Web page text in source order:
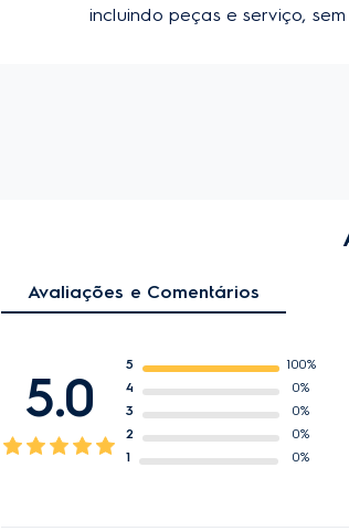
incluindo peças e serviço,
Avaliações e Comentários
5.0
5
100%
4
0%
3
0%
2
0%
1
0%